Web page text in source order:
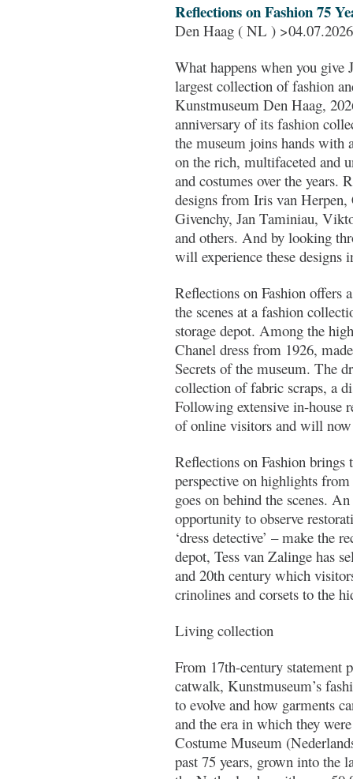
Reflections on Fashion 75
Den Haag ( NL )
What happens when you give
largest collection of fashion
Kunstmuseum Den Haag,
anniversary of its fashion
the museum joins hands with
on the rich, multifaceted and
and costumes over the years.
designs from Iris van
Givenchy, Jan Taminiau,
and others. And by looking
will experience these designs
Reflections on Fashion offers
the scenes at a fashion
storage depot. Among the
Chanel dress from 1926,
Secrets of the museum. The
collection of fabric scraps, a
Following extensive in-house
of online visitors and will
Reflections on Fashion
perspective on highlights
goes on behind the scenes.
opportunity to observe
‘dress detective’ – make the
depot, Tess van Zalinge has
and 20th century which
crinolines and corsets to the
Living collection
From 17th-century statement
catwalk, Kunstmuseum’s
to evolve and how garments
and the era in which they
Costume Museum
past 75 years, grown into the